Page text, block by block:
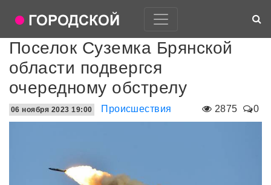
Поселок Суземка Брянской
области подвергся
очередному обстрелу
2875 0
06 ноября 2023 19:00 Происшествия